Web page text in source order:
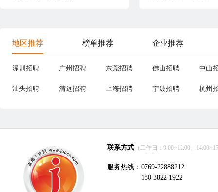
地区推荐 榜单推荐 企业推荐
深圳招聘 广州招聘 东莞招聘 佛山招聘 中山
汕头招聘 清远招聘 上海招聘 宁波招聘 杭州
联系方式 （工作日：9:00~12:00、
服务热线：0769-22888212
180 3822 1922